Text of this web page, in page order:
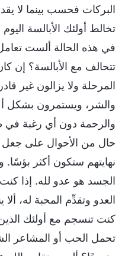
البركات فحسب بينما لا
تخالط أولئك الأبالسة
في هذه الحالة ألست
تتحالف مع الأبالسة؟ إن
المرحلة ولا يزالون غير
والشر، ويستمرون بشكل
والرحمة دون أي رغبة في
حال من الأحوال على جعل
نهايتهم ستكون أكثر
الجسد هو عدو لله. إذا
العدو وتقدِّم المحبة له،
كنت تنسجم مع أولئك
تحمل الحب أو المشاعر